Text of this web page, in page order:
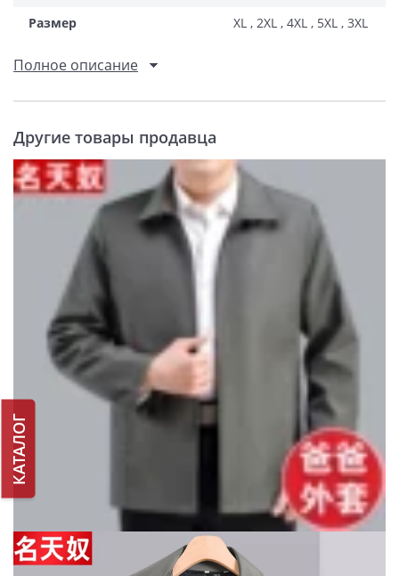
КАТАЛОГ
Размер
XL , 2XL , 4XL , 5XL , 3XL
Полное описание
Другие товары продавца